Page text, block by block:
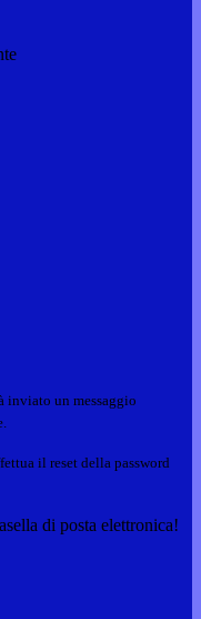
inviato un messaggio
il reset della password
di posta elettronica!